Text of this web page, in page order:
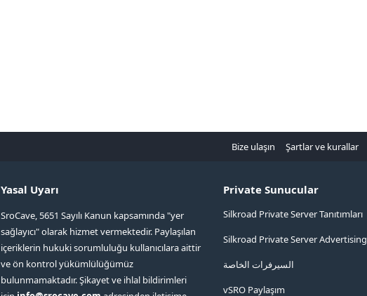
Bize ulaşın Şartlar ve kurallar
Yasal Uyarı
SroCave, 5651 Sayılı Kanun kapsamında "yer
sağlayıcı" olarak hizmet vermektedir. Paylaşılan
içeriklerin hukuki sorumluluğu kullanıcılara aittir
ve ön kontrol yükümlülüğümüz
bulunmamaktadır. Şikayet ve ihlal bildirimleri
Private Sunucular
Silkroad Private Server Tanıtımları
Silkroad Private Server Advertising
السيرفرات الخاصة
vSRO Paylaşım